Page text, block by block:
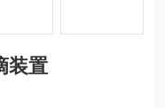
装置